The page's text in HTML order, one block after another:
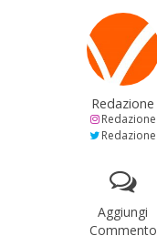
Redazione
Redazione
Redazione
Aggiungi
Commento